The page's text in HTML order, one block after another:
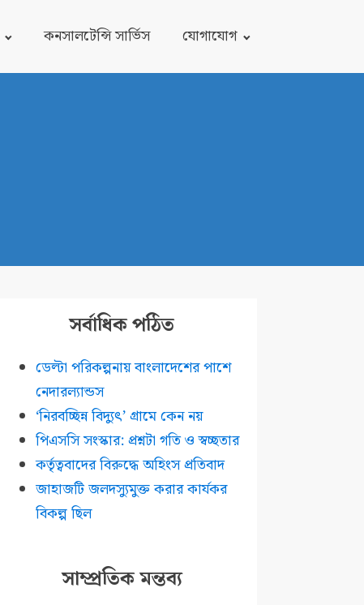
কনসালটেন্সি সার্ভিস যোগাযোগ
সর্বাধিক পঠিত
ডেল্টা পরিকল্পনায় বাংলাদেশের পাশে
নেদারল্যান্ডস
‘নিরবচ্ছিন্ন বিদ্যুৎ’ গ্রামে কেন নয়
পিএসসি সংস্কার: প্রশ্নটা গতি ও স্বচ্ছতার
কর্তৃত্ববাদের বিরুদ্ধে অহিংস প্রতিবাদ
জাহাজটি জলদস্যুমুক্ত করার কার্যকর
বিকল্প ছিল
সাম্প্রতিক মন্তব্য